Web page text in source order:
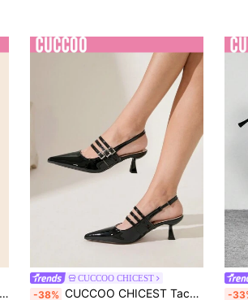
CUCCOO CHICEST
-38% CUCCOO CHICEST Tacones de tacón de gatito de 3 correas con punta afilada, tacon de mujer de PU con recubierto negra única y elegante, estilo de moda de oficina de estilo influenciador para el Día de San Valentín -